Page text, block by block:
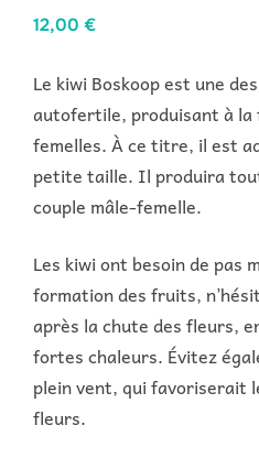
12,00 €
Le kiwi Boskoop est une
autofertile, produisant à la
femelles. À ce titre, il est
petite taille. Il produira
couple mâle-femelle.
Les kiwi ont besoin de pas
formation des fruits,
après la chute des fleurs,
fortes chaleurs. Évitez
plein vent, qui favoriserait
fleurs.